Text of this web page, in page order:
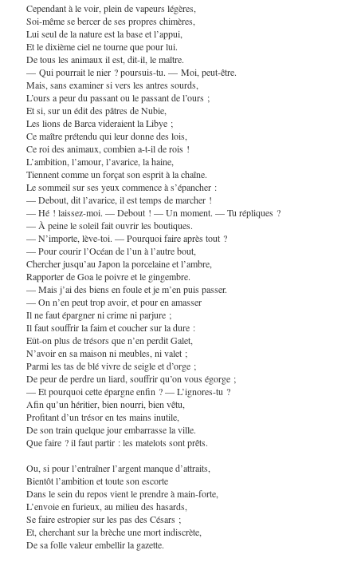
Cependant à le voir, plein de vapeurs légères,
Soi-même se bercer de ses propres chimères,
Lui seul de la nature est la base et l’appui,
Et le dixième ciel ne tourne que pour lui.
De tous les animaux il est, dit-il, le maître.
— Qui pourrait le nier ? poursuis-tu. — Moi, peut-être.
Mais, sans examiner si vers les antres sourds,
L’ours a peur du passant ou le passant de l’ours ;
Et si, sur un édit des pâtres de Nubie,
Les lions de Barca videraient la Libye ;
Ce maître prétendu qui leur donne des lois,
Ce roi des animaux, combien a-t-il de rois !
L’ambition, l’amour, l’avarice, la haine,
Tiennent comme un forçat son esprit à la chaîne.
Le sommeil sur ses yeux commence à s’épancher :
— Debout, dit l’avarice, il est temps de marcher !
— Hé ! laissez-moi. — Debout ! — Un moment. — Tu répliques ?
— À peine le soleil fait ouvrir les boutiques.
— N’importe, lève-toi. — Pourquoi faire après tout ?
— Pour courir l’Océan de l’un à l’autre bout,
Chercher jusqu’au Japon la porcelaine et l’ambre,
Rapporter de Goa le poivre et le gingembre.
— Mais j’ai des biens en foule et je m’en puis passer.
— On n’en peut trop avoir, et pour en amasser
Il ne faut épargner ni crime ni parjure ;
Il faut souffrir la faim et coucher sur la dure :
Eût-on plus de trésors que n’en perdit Galet,
N’avoir en sa maison ni meubles, ni valet ;
Parmi les tas de blé vivre de seigle et d’orge ;
De peur de perdre un liard, souffrir qu’on vous égorge ;
— Et pourquoi cette épargne enfin ? — L’ignores-tu ?
Afin qu’un héritier, bien nourri, bien vêtu,
Profitant d’un trésor en tes mains inutile,
De son train quelque jour embarrasse la ville.
Que faire ? il faut partir : les matelots sont prêts.
Ou, si pour l’entraîner l’argent manque d’attraits,
Bientôt l’ambition et toute son escorte
Dans le sein du repos vient le prendre à main-forte,
L’envoie en furieux, au milieu des hasards,
Se faire estropier sur les pas des Césars ;
Et, cherchant sur la brèche une mort indiscrète,
De sa folle valeur embellir la gazette.